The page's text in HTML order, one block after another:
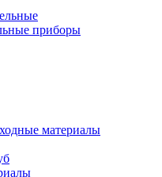
приборы
материалы